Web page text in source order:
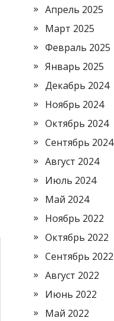
Апрель 2025
Март 2025
Февраль 2025
Январь 2025
Декабрь 2024
Ноябрь 2024
Октябрь 2024
Сентябрь 2024
Август 2024
Июль 2024
Май 2024
Ноябрь 2022
Октябрь 2022
Сентябрь 2022
Август 2022
Июнь 2022
Май 2022